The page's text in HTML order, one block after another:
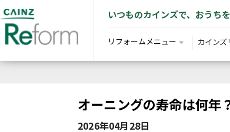
いつものカインズで、おうち
リフォームメニュー カインズ
オーニングの寿命は何年
2026年04月28日